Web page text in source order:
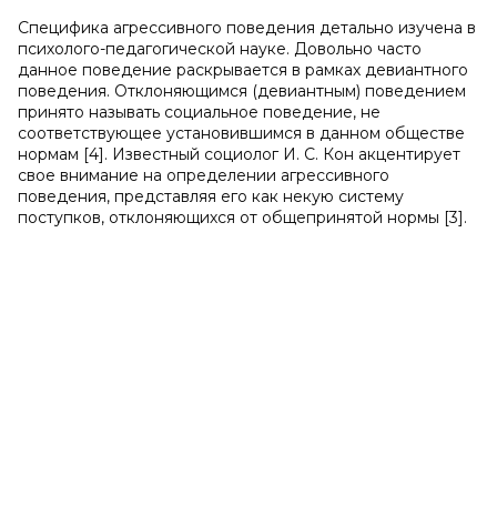
Специфика агрессивного поведения детально изучена в
психолого-педагогической науке. Довольно часто
данное поведение раскрывается в рамках девиантного
поведения. Отклоняющимся (девиантным) поведением
принято называть социальное поведение, не
соответствующее установившимся в данном обществе
нормам [4]. Известный социолог И. С. Кон акцентирует
свое внимание на определении агрессивного
поведения, представляя его как некую систему
поступков, отклоняющихся от общепринятой нормы [3].